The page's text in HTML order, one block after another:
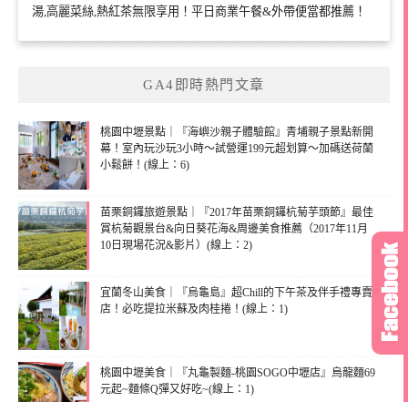
湯,高麗菜絲,熱紅茶無限享用！平日商業午餐&外帶便當都推薦！
GA4即時熱門文章
桃園中壢景點｜『海嶼沙親子體驗館』青埔親子景點新開
幕！室內玩沙玩3小時～試營運199元超划算～加碼送荷蘭
小鬆餅！(線上：6)
苗栗銅鑼旅遊景點｜『2017年苗栗銅鑼杭菊芋頭節』最佳
賞杭菊觀景台&向日葵花海&周邊美食推薦（2017年11月
10日現場花況&影片）(線上：2)
宜蘭冬山美食｜『烏龜島』超Chill的下午茶及伴手禮專賣
店！必吃提拉米蘇及肉桂捲！(線上：1)
桃園中壢美食｜『丸龜製麵-桃園SOGO中壢店』烏龍麵69
元起~麵條Q彈又好吃~(線上：1)